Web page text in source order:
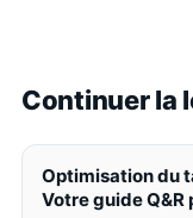
Continuer la
Optimisation du
Votre guide Q&R